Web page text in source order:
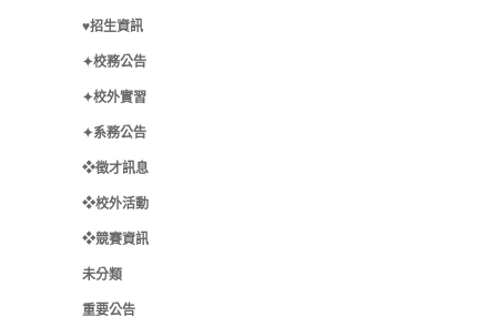
♥招生資訊
✦校務公告
✦校外實習
✦系務公告
❖徵才訊息
❖校外活動
❖競賽資訊
未分類
重要公告